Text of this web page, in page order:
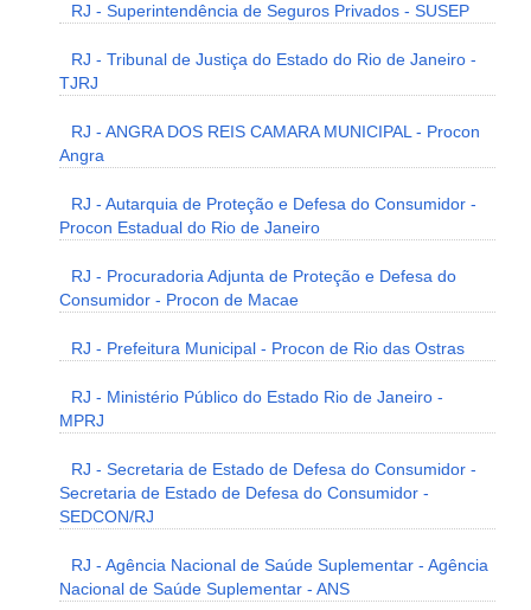
RJ - Superintendência de Seguros Privados - SUSEP
RJ - Tribunal de Justiça do Estado do Rio de Janeiro -
TJRJ
RJ - ANGRA DOS REIS CAMARA MUNICIPAL - Procon
Angra
RJ - Autarquia de Proteção e Defesa do Consumidor -
Procon Estadual do Rio de Janeiro
RJ - Procuradoria Adjunta de Proteção e Defesa do
Consumidor - Procon de Macae
RJ - Prefeitura Municipal - Procon de Rio das Ostras
RJ - Ministério Público do Estado Rio de Janeiro -
MPRJ
RJ - Secretaria de Estado de Defesa do Consumidor -
Secretaria de Estado de Defesa do Consumidor -
SEDCON/RJ
RJ - Agência Nacional de Saúde Suplementar - Agência
Nacional de Saúde Suplementar - ANS